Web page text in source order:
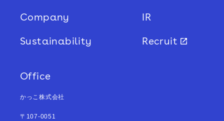
個人情報の開示等について
て利用目的の通知、開示、内容の訂正・
者への提供の停止の請求等があった場合
には、遅滞なく対応します。当社の開
示・相談窓口責任者（TEL：03-6447-
Company
Sustainability
IR
Recruit
Office
かっこ株式会社
〒107-0051